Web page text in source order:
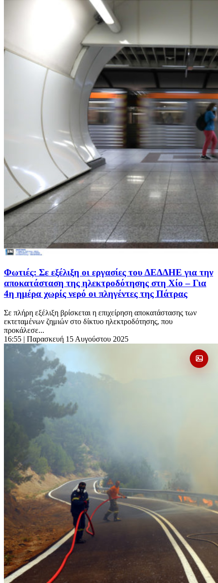
Φωτιές: Σε εξέλιξη οι εργασίες του ΔΕΔΔΗΕ για την
αποκατάσταση της ηλεκτροδότησης στη Χίο – Για
4η ημέρα χωρίς νερό οι πληγέντες της Πάτρας
Σε πλήρη εξέλιξη βρίσκεται η επιχείρηση αποκατάστασης των
εκτεταμένων ζημιών στο δίκτυο ηλεκτροδότησης, που
προκάλεσε...
16:55 | Παρασκευή 15 Αυγούστου 2025